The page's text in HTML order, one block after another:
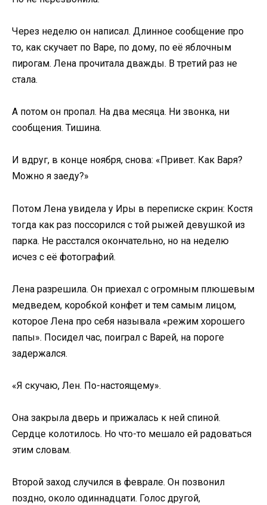
Через неделю он написал. Длинное сообщение про
то, как скучает по Варе, по дому, по её яблочным
пирогам. Лена прочитала дважды. В третий раз не
стала.
А потом он пропал. На два месяца. Ни звонка, ни
сообщения. Тишина.
И вдруг, в конце ноября, снова: «Привет. Как Варя?
Можно я заеду?»
Потом Лена увидела у Иры в переписке скрин: Костя
тогда как раз поссорился с той рыжей девушкой из
парка. Не расстался окончательно, но на неделю
исчез с её фотографий.
Лена разрешила. Он приехал с огромным плюшевым
медведем, коробкой конфет и тем самым лицом,
которое Лена про себя называла «режим хорошего
папы». Посидел час, поиграл с Варей, на пороге
задержался.
«Я скучаю, Лен. По-настоящему».
Она закрыла дверь и прижалась к ней спиной.
Сердце колотилось. Но что-то мешало ей радоваться
этим словам.
Второй заход случился в феврале. Он позвонил
поздно, около одиннадцати. Голос другой,